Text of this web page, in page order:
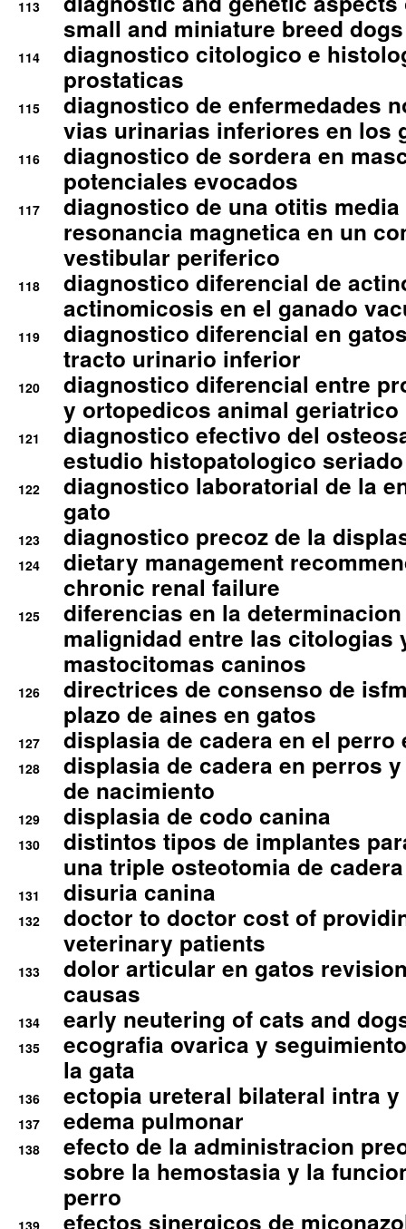
113
small and miniature breed
114
diagnostico citologico e
prostaticas
115
diagnostico de enfermedades
vias urinarias inferiores en los
116
diagnostico de sordera en
potenciales evocados
117
diagnostico de una otitis
resonancia magnetica en un
vestibular periferico
118
diagnostico diferencial de
actinomicosis en el ganado
119
diagnostico diferencial en
tracto urinario inferior
120
diagnostico diferencial entre
y ortopedicos animal geriatrico
121
diagnostico efectivo del
estudio histopatologico seriado
122
diagnostico laboratorial de la
gato
123 diagnostico precoz de la
124
dietary management
chronic renal failure
125
diferencias en la
malignidad entre las citologias
mastocitomas caninos
126
directrices de consenso de
plazo de aines en gatos
127 displasia de cadera en el perro
128
displasia de cadera en perros
de nacimiento
129 displasia de codo canina
130
distintos tipos de implantes
una triple osteotomia de cadera
131 disuria canina
132
doctor to doctor cost of
veterinary patients
133
dolor articular en gatos
causas
134 early neutering of cats and
135
ecografia ovarica y
la gata
136 ectopia ureteral bilateral intra
137 edema pulmonar
138
efecto de la administracion
sobre la hemostasia y la
perro
efectos sinergicos de